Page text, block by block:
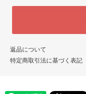
返品について
特定商取引法に基づく表記